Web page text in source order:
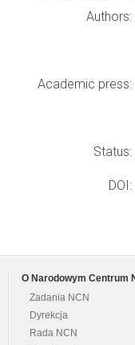
Authors:
Academic press:
Status:
DOI:
O Narodowym Centrum
Zadania NCN
Dyrekcja
Rada NCN